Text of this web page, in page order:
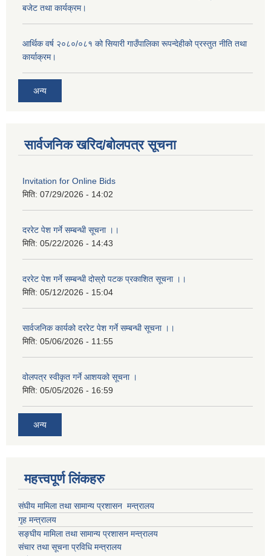
बजेट तथा कार्यक्रम।
आर्थिक वर्ष २०८०/०८१ को सियारी गाउँपालिका रूपन्देहीको प्रस्तुत नीति तथा
कार्याक्रम।
अन्य
सार्वजनिक खरिद/बोलपत्र सूचना
Invitation for Online Bids
मिति: 07/29/2026 - 14:02
दररेट पेश गर्ने सम्बन्धी सूचना ।।
मिति: 05/22/2026 - 14:43
दररेट पेश गर्ने सम्बन्धी दोस्रो पटक प्रकाशित सूचना ।।
मिति: 05/12/2026 - 15:04
सार्वजनिक कार्यको दररेट पेश गर्ने सम्बन्धी सूचना ।।
मिति: 05/06/2026 - 11:55
वोलपत्र स्वीकृत गर्ने आशयको सूचना ।
मिति: 05/05/2026 - 16:59
अन्य
महत्त्वपूर्ण लिंकहरु
संघीय मामिला तथा सामान्य प्रशासन मन्त्रालय
गृह मन्त्रालय
सङ्घीय मामिला तथा सामान्य प्रशासन मन्त्रालय
संचार तथा सूचना प्रविधि मन्त्रालय